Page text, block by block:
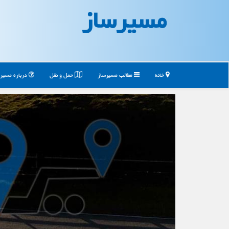
مسیرساز
خانه مطالب مسیرساز حمل و نقل درباره